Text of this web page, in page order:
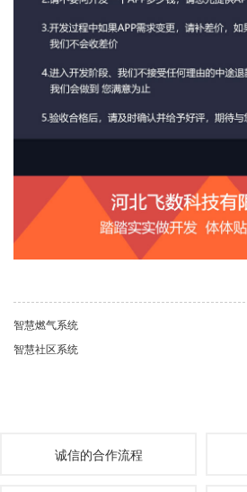
智慧燃气系统
智慧社区系统
诚信的合作流程